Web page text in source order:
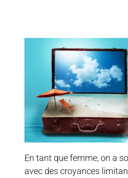
En tant que femme, on a
avec des croyances